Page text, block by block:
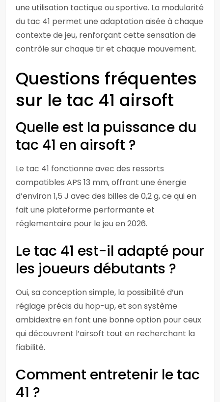
une utilisation tactique ou sportive. La modularité
du tac 41 permet une adaptation aisée à chaque
contexte de jeu, renforçant cette sensation de
contrôle sur chaque tir et chaque mouvement.
Questions fréquentes
sur le tac 41 airsoft
Quelle est la puissance du
tac 41 en airsoft ?
Le tac 41 fonctionne avec des ressorts
compatibles APS 13 mm, offrant une énergie
d’environ 1,5 J avec des billes de 0,2 g, ce qui en
fait une plateforme performante et
réglementaire pour le jeu en 2026.
Le tac 41 est-il adapté pour
les joueurs débutants ?
Oui, sa conception simple, la possibilité d’un
réglage précis du hop-up, et son système
ambidextre en font une bonne option pour ceux
qui découvrent l’airsoft tout en recherchant la
fiabilité.
Comment entretenir le tac
41 ?